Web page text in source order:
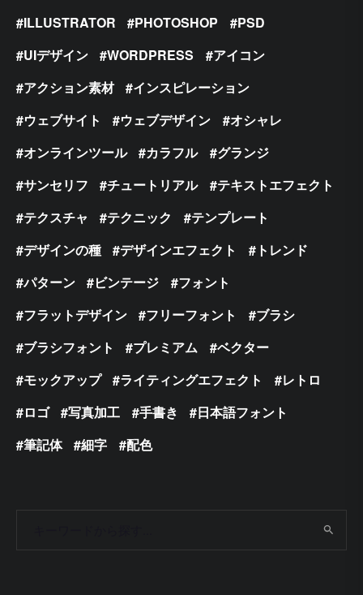
ILLUSTRATOR
PHOTOSHOP
PSD
UIデザイン
WORDPRESS
アイコン
アクション素材
インスピレーション
ウェブサイト
ウェブデザイン
オシャレ
オンラインツール
カラフル
グランジ
サンセリフ
チュートリアル
テキストエフェクト
テクスチャ
テクニック
テンプレート
デザインの種
デザインエフェクト
トレンド
パターン
ビンテージ
フォント
フラットデザイン
フリーフォント
ブラシ
ブラシフォント
プレミアム
ベクター
モックアップ
ライティングエフェクト
レトロ
ロゴ
写真加工 手書き
日本語フォント
筆記体
細字 配色